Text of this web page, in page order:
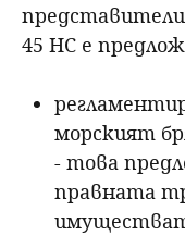
45 НС е
морският
- това
правната